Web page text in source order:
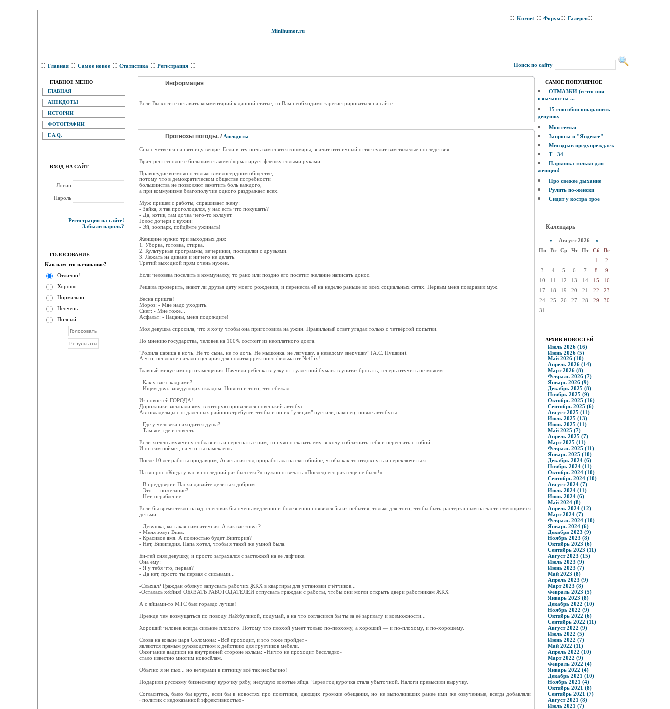
Minihumor.ru
:: Kornet :: Форум:: Галерея::
:: Главная :: Самое новое :: Статистика :: Регистрация :: Поиск по сайту
ГЛАВНОЕ МЕНЮ
ГЛАВНАЯ
АНЕКДОТЫ
ИСТОРИИ
ФОТОГРАФИИ
F.A.Q.
ВХОД НА САЙТ
Логин
Пароль
Регистрация на сайте!
Забыли пароль?
ГОЛОСОВАНИЕ
Как вам это начинание?
Отлично!
Хорошо.
Нормально.
Неочень.
Полный ...
Информация
Eсли Вы хотите оставить комментарий к данной статье, то Вам необходимо зарегистрироваться на сайте.
Прогнозы погоды. / Анекдоты
Сны с четверга на пятницу вещие. Если в эту ночь вам снятся кошмары, значит пятничный оттяг сулит вам тяжелые последствия.
Врач-рентгенолог с большим стажем форматирует флешку голыми руками.
Правосудие возможно только в милосердном обществе,
потому что в демократическом обществе потребности
большинства не позволяют заметить боль каждого,
а при коммунизме благополучие одного раздражает всех.
Муж пришел с работы, спрашивает жену:
- Зайка, я так проголодался, у нас есть что покушать?
- Да, котик, там дочка чего-то колдует.
Голос дочери с кухни:
- Эй, зоопарк, пойдёмте ужинать!
Женщине нужно три выходных дня:
1. Уборка, готовка, стирка.
2. Культурные программы, вечеринки, посиделки с друзьями.
3. Лежать на диване и ничего не делать.
Третий выходной прям очень нужен.
Если человека поселить в коммуналку, то рано или поздно его посетит желание написать донос.
Решила проверить, знают ли друзья дату моего рождения, и перенесла её на неделю раньше во всех социальных сетях. Первым меня поздравил муж.
Весна пришла!
Мороз: - Мне надо уходить.
Снег: - Мне тоже...
Асфальт: - Пацаны, меня подождите!
Моя девушка спросила, что я хочу чтобы она приготовила на ужин. Правильный ответ угадал только с четвёртой попытки.
По мнению государства, человек на 100% состоит из неоплатного долга.
"Родила царица в ночь. Не то сына, не то дочь. Не мышонка, не лягушку, а неведому зверушку" (А.С. Пушкин).
А что, неплохое начало сценария для политкорректного фильма от Netflix!
Главный минус импортозамещения. Научили ребёнка втулку от туалетной бумаги в унитаз бросать, теперь отучить не можем.
- Как у вас с кадрами?
- Ищем двух заведующих складом. Нового и того, что сбежал.
Из новостей ГОРОДА!
Дорожники засыпали яму, в которую провалился новенький автобус...
Автовладельцы с отдалённых районов требуют, чтобы и по их "улицам" пустили, наконец, новые автобусы...
- Где у человека находится душа?
- Там же, где и совесть.
Если хочешь мужчину соблазнить и переспать с ним, то нужно сказать ему: я хочу соблазнить тебя и переспать с тобой.
И он сам поймёт, на что ты намекаешь.
После 10 лет работы продавцом, Анастасия год проработала на скотобойне, чтобы как-то отдохнуть и переключиться.
На вопрос «Когда у вас в последний раз был секс?» нужно отвечать «Последнего раза ещё не было!»
- В преддверии Пасхи давайте делиться добром.
- Это — пожелание?
- Нет, ограбление.
Если бы время текло назад, снеговик бы очень медленно и болезненно появился бы из небытия, только для того, чтобы быть растерзанным на части смеющимися
детьми.
- Девушка, вы такая симпатичная. А как вас зовут?
- Меня зовут Вика.
- Красивое имя. А полностью будет Виктория?
- Нет, Википедия. Папа хотел, чтобы я такой же умной была.
Би-гей снял девушку, и просто затрахался с застежкой на ее лифчике.
Она ему:
- Я у тебя что, первая?
- Да нет, просто ты первая с сиськами...
-Слыхал? Граждан обяжут запускать рабочих ЖКХ в квартиры для установки счётчиков...
-Осталась х&йня! ОБЯЗАТЬ РАБОТОДАТЕЛЕЙ отпускать граждан с работы, чтобы они могли открыть двери работникам ЖКХ
А с яйцами-то МТС был гораздо лучше!
Прежде чем возмущаться по поводу На&булиной, подумай, а на что согласился бы ты за её зарплату и возможности...
Хороший человек всегда сильнее плохого. Потому что плохой умеет только по-плохому, а хороший — и по-плохому, и по-хорошему.
Слова на кольце царя Соломона: «Всё проходит, и это тоже пройдет»
являются прямым руководством к действию для грузчиков мебели.
Окончание надписи на внутренней стороне кольца: «Ничто не проходит бесследно»
стало известно многим новосёлам.
Обычно я не пью... но вечерами в пятницу всё так необычно!
Подарили русскому бизнесмену курочку рябу, несущую золотые яйца. Через год курочка стала убыточной. Налоги превысили выручку.
Согласитесь, было бы круто, если бы в новостях про политиков, дающих громкие обещания, но не выполнивших ранее ими же озвученные, всегда добавляли
«политик с недоказанной эффективностью»
САМОЕ ПОПУЛЯРНОЕ
ОТМАЗКИ (и что они
означают на ...
15 способов ошарашить
девушку
Моя семья
Запросы в "Яндексе"
Минздрав предупреждает.
Т - 34
Парковка только для
женщин!
Про свежее дыхание
Рулить по-женски
Сидят у костра трое
Календарь
« Август 2026 »
Пн
Вт Ср Чт Пт Сб
Вс
1
2
3
4 5 6 7 8
9
10
11 12 13 14 15
16
17
18 19 20 21 22
23
24
25 26 27 28 29
30
31
АРХИВ НОВОСТЕЙ
Июль 2026 (16)
Июнь 2026 (5)
Май 2026 (10)
Апрель 2026 (14)
Март 2026 (8)
Февраль 2026 (7)
Январь 2026 (9)
Декабрь 2025 (8)
Ноябрь 2025 (9)
Октябрь 2025 (16)
Сентябрь 2025 (6)
Август 2025 (11)
Июль 2025 (13)
Июнь 2025 (11)
Май 2025 (7)
Апрель 2025 (7)
Март 2025 (11)
Февраль 2025 (11)
Январь 2025 (10)
Декабрь 2024 (6)
Ноябрь 2024 (11)
Октябрь 2024 (10)
Сентябрь 2024 (10)
Август 2024 (7)
Июль 2024 (11)
Июнь 2024 (6)
Май 2024 (8)
Апрель 2024 (12)
Март 2024 (7)
Февраль 2024 (10)
Январь 2024 (6)
Декабрь 2023 (9)
Ноябрь 2023 (8)
Октябрь 2023 (6)
Сентябрь 2023 (11)
Август 2023 (15)
Июль 2023 (9)
Июнь 2023 (7)
Май 2023 (8)
Апрель 2023 (9)
Март 2023 (8)
Февраль 2023 (5)
Январь 2023 (8)
Декабрь 2022 (10)
Ноябрь 2022 (9)
Октябрь 2022 (6)
Сентябрь 2022 (11)
Август 2022 (9)
Июль 2022 (5)
Июнь 2022 (7)
Май 2022 (11)
Апрель 2022 (10)
Март 2022 (9)
Февраль 2022 (4)
Январь 2022 (4)
Декабрь 2021 (10)
Ноябрь 2021 (4)
Октябрь 2021 (8)
Сентябрь 2021 (7)
Август 2021 (8)
Июль 2021 (7)